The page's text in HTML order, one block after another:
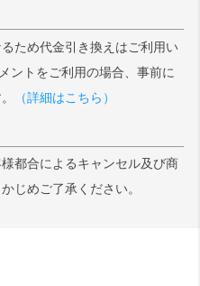
ため代金引き換えはご利用い
ントをご利用の場合、事前に
（詳細はこちら）
都合によるキャンセル及び商
じめご了承ください。